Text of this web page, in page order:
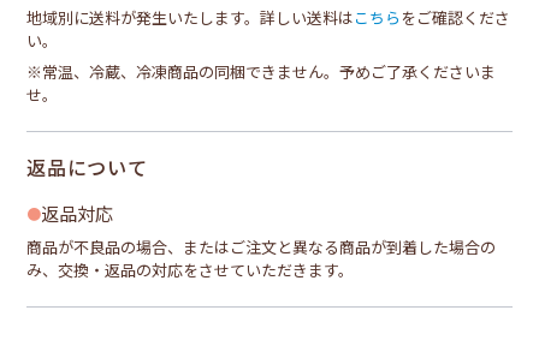
地域別に送料が発生いたします。詳しい送料はこちら をご確認くださ
い。
※常温、冷蔵、冷凍商品の同梱できません。予めご了承くださいま
せ。
返品について
返品対応
商品が不良品の場合、またはご注文と異なる商品が到着した場合の
み、交換・返品の対応をさせていただきます。